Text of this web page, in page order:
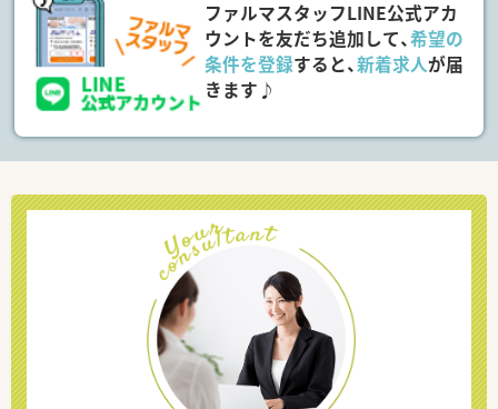
ファルマスタッフLINE公式アカ
ウントを友だち追加して、希望の
条件を登録すると、新着求人が届
きます♪